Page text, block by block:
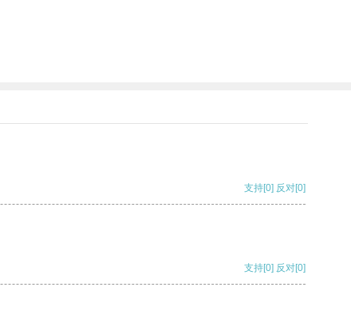
支持[0] 反对[0]
支持[0] 反对[0]